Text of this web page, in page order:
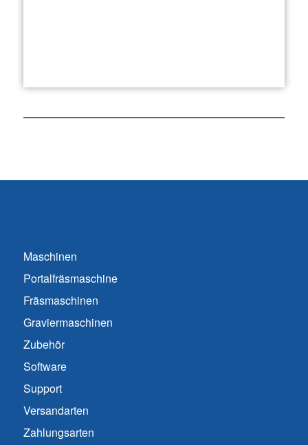
Maschinen
Portalfräsmaschine
Fräsmaschinen
Graviermaschinen
Zubehör
Software
Support
Versandarten
Zahlungsarten